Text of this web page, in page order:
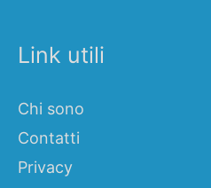
Link utili
Chi sono
Contatti
Privacy